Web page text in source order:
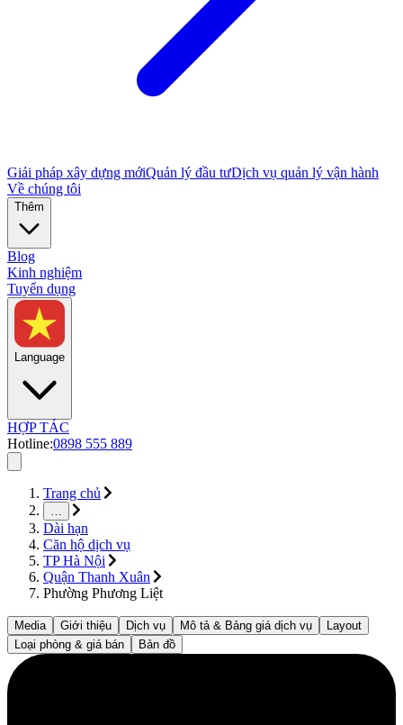
Giải pháp xây dựng mớiQuản lý đầu tưDịch vụ quản lý vận hành
Về chúng tôi
Thêm
Blog
Kinh nghiệm
Tuyển dụng
Language
HỢP TÁC
Hotline:0898 555 889
Trang chủ
…
Dài hạn
Căn hộ dịch vụ
TP Hà Nội
Quận Thanh Xuân
Phường Phương Liệt
Media Giới thiệu Dịch vụ Mô tả & Bảng giá dịch vụ
Layout
Loại phòng & giá bán
Bản đồ